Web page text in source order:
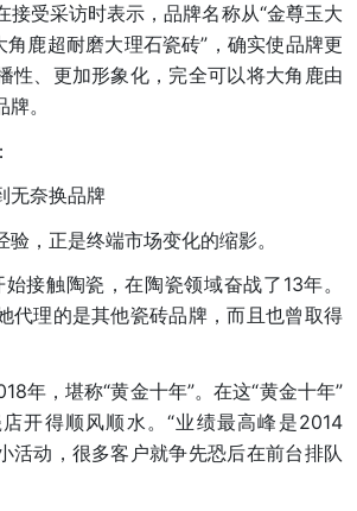
接受采访时表示，品牌名称从“金尊玉大
角鹿超耐磨大理石瓷砖”，确实使品牌更
性、更加形象化，完全可以将大角鹿由
。
奈换品牌
，正是终端市场变化的缩影。
触陶瓷，在陶瓷领域奋战了13年。
代理的是其他瓷砖品牌，而且也曾取得
，堪称“黄金十年”。在这“黄金十年”
开得顺风顺水。“业绩最高峰是2014
活动，很多客户就争先恐后在前台排队